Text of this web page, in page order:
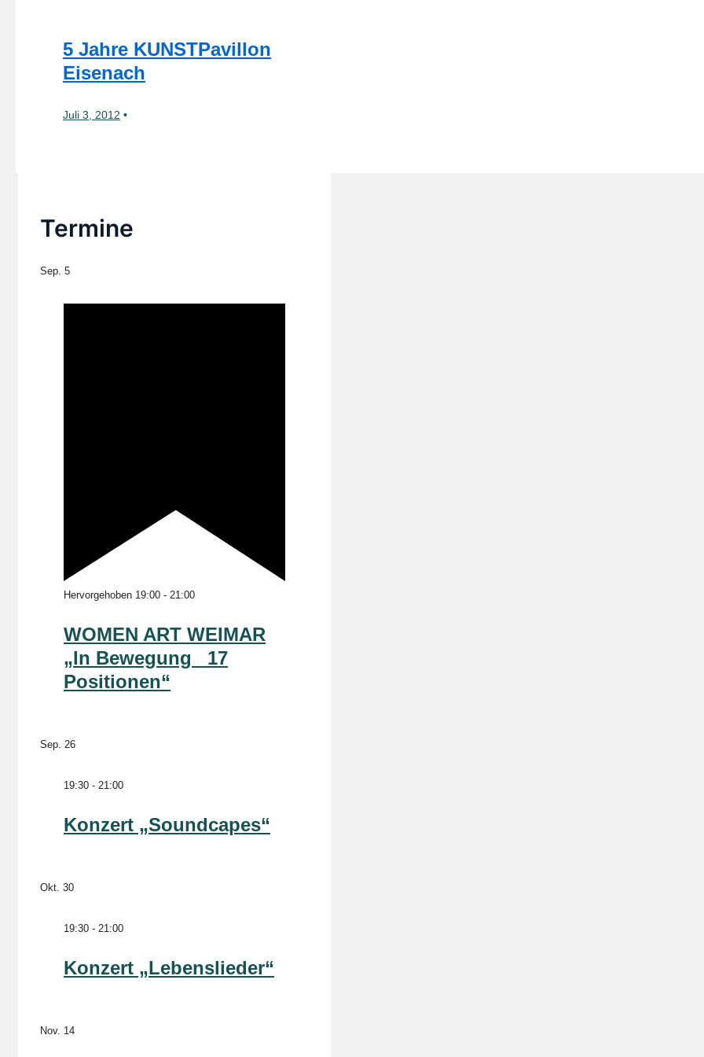
5 Jahre KUNSTPavillon
Eisenach
Juli 3, 2012
Termine
Sep. 5
Hervorgehoben 19:00 - 21:00
WOMEN ART WEIMAR
„In Bewegung _17
Positionen“
Sep. 26
19:30 - 21:00
Konzert „Soundcapes“
Okt. 30
19:30 - 21:00
Konzert „Lebenslieder“
Nov. 14